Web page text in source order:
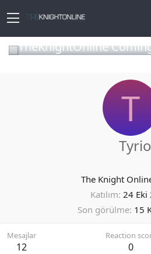
TheKnightOnline
T
The Knight
Katılım 24 Eki
Son görülme 15
Mesajlar
12
Reaction
0